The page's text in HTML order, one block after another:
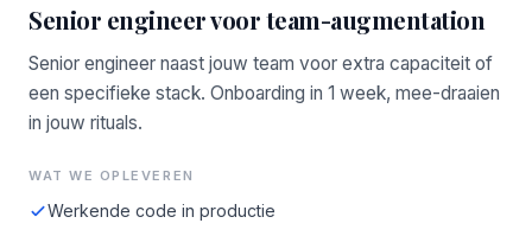
Senior engineer voor team-augmentation
Senior engineer naast jouw team voor extra capaciteit of
een specifieke stack. Onboarding in 1 week, mee-draaien
in jouw rituals.
WAT WE OPLEVEREN
Werkende code in productie